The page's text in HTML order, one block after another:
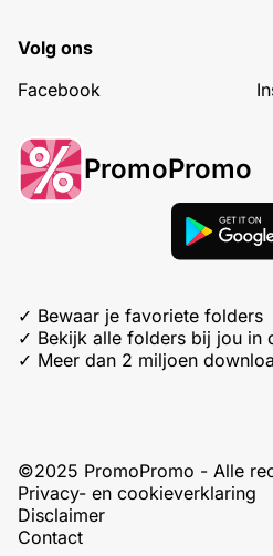
Volg ons
Facebook
PromoPromo
✓ Bewaar je favoriete folders
✓ Bekijk alle folders bij jou in
✓ Meer dan 2 miljoen
©2025 PromoPromo - Alle
Privacy- en cookieverklaring
Disclaimer
Contact